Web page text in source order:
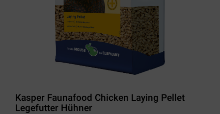
Kasper Faunafood Chicken Laying Pellet
Legefutter Hühner